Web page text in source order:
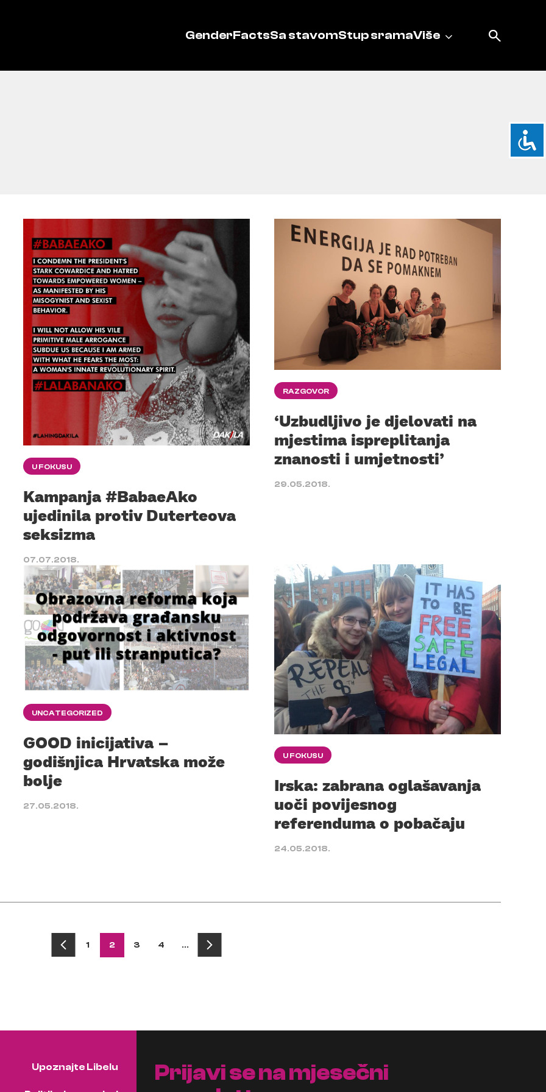
GenderFactsSa stavomStup sramaViše
U FOKUSU
Kampanja #BabaeAko
ujedinila protiv Duterteova
seksizma
07.07.2018.
RAZGOVOR
‘Uzbudljivo je djelovati na
mjestima ispreplitanja
znanosti i umjetnosti’
29.05.2018.
UNCATEGORIZED
GOOD inicijativa –
godišnjica Hrvatska može
bolje
27.05.2018.
U FOKUSU
Irska: zabrana oglašavanja
uoči povijesnog
referenduma o pobačaju
24.05.2018.
1 2 3 4 …
Upoznajte Libelu
Prijavi se na mjesečni